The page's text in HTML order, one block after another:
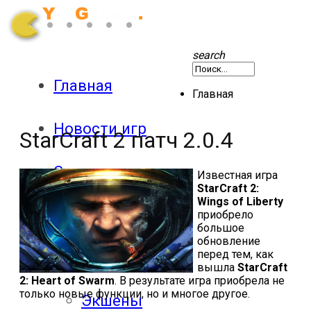
Главная
Новости игр
Секреты
Патчи
Обзоры
Экшены
search
Главная
StarCraft 2 патч 2.0.4
Известная игра
StarCraft 2:
Wings of Liberty
приобрело
большое
обновление
перед тем, как
вышла StarCraft
2: Heart of Swarm. В результате игра приобрела не
только новые функции, но и многое другое.